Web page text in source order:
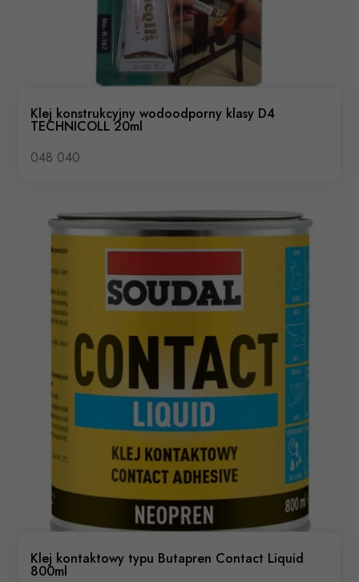
Klej konstrukcyjny wodoodporny klasy D4
TECHNICOLL 20ml
048 040
Klej kontaktowy typu Butapren Contact Liquid
800ml